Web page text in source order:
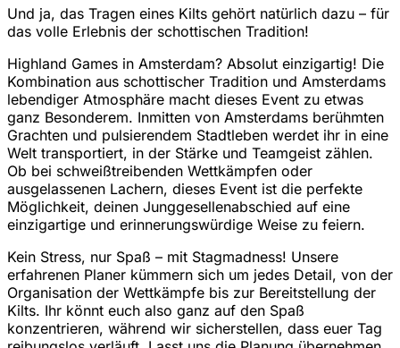
Und ja, das Tragen eines Kilts gehört natürlich dazu – für
das volle Erlebnis der schottischen Tradition!
Highland Games in Amsterdam? Absolut einzigartig! Die
Kombination aus schottischer Tradition und Amsterdams
lebendiger Atmosphäre macht dieses Event zu etwas
ganz Besonderem. Inmitten von Amsterdams berühmten
Grachten und pulsierendem Stadtleben werdet ihr in eine
Welt transportiert, in der Stärke und Teamgeist zählen.
Ob bei schweißtreibenden Wettkämpfen oder
ausgelassenen Lachern, dieses Event ist die perfekte
Möglichkeit, deinen Junggesellenabschied auf eine
einzigartige und erinnerungswürdige Weise zu feiern.
Kein Stress, nur Spaß – mit Stagmadness! Unsere
erfahrenen Planer kümmern sich um jedes Detail, von der
Organisation der Wettkämpfe bis zur Bereitstellung der
Kilts. Ihr könnt euch also ganz auf den Spaß
konzentrieren, während wir sicherstellen, dass euer Tag